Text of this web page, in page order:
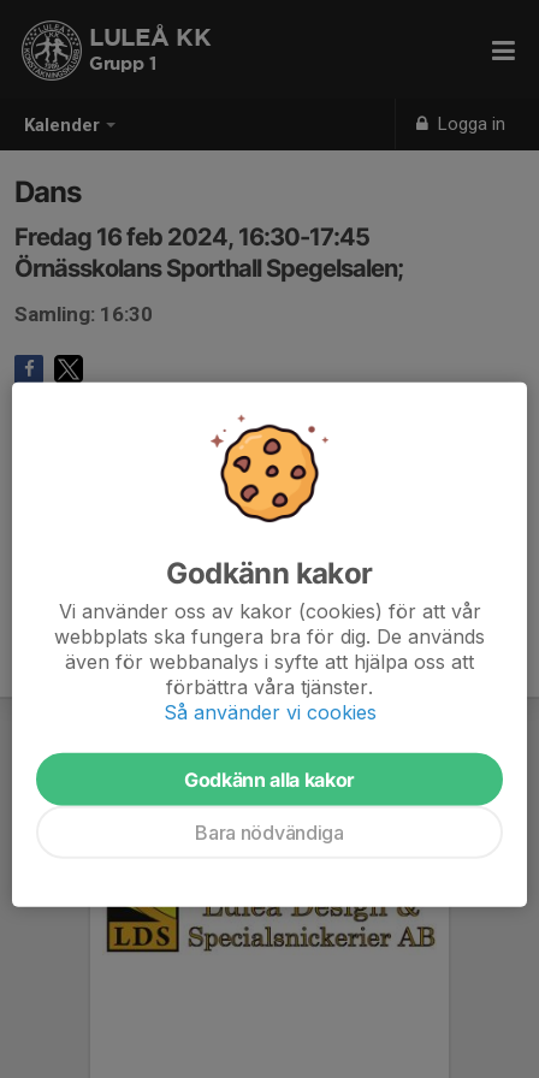
Kalender Logga in
LULEÅ KK
Grupp 1
Dans
Fredag 16 feb 2024, 16:30-17:45
Örnässkolans Sporthall Spegelsalen;
Samling: 16:30
Godkänn kakor
Vi använder oss av kakor (cookies) för att vår
webbplats ska fungera bra för dig. De används
även för webbanalys i syfte att hjälpa oss att
förbättra våra tjänster.
Så använder vi cookies
Godkänn alla kakor
Bara nödvändiga